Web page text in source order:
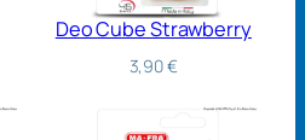
Deo Cube Strawberry
3,90€